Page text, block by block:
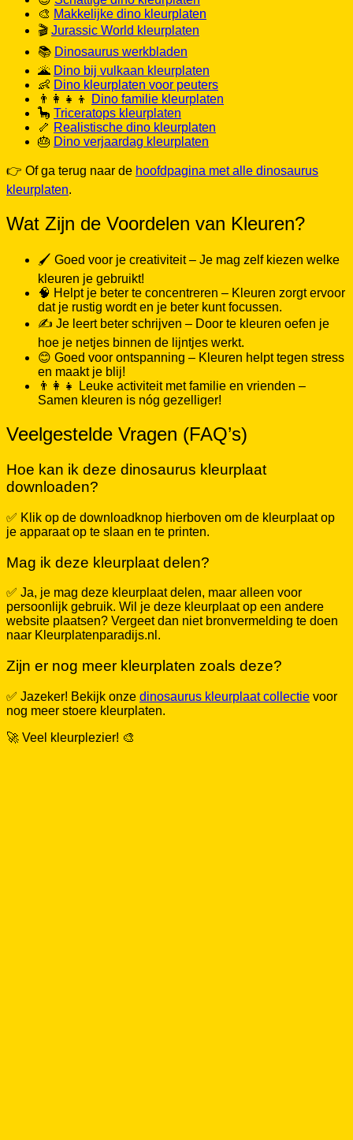
🎬 Jurassic World kleurplaten
📚Dinosaurus werkbladen
🌋 Dino bij vulkaan kleurplaten
👶 Dino kleurplaten voor peuters
👨‍👩‍👧‍👦Dino familie kleurplaten
🦕 Triceratops kleurplaten
🦴 Realistische dino kleurplaten
🎂 Dino verjaardag kleurplaten
👉 Of ga terug naar dehoofdpagina met alle dinosaurus
kleurplaten.
Wat Zijn de Voordelen van Kleuren?
🖌️ Goed voor je creativiteit – Je mag zelf kiezen welke
kleuren je gebruikt!
🧠 Helpt je beter te concentreren – Kleuren zorgt ervoor
dat je rustig wordt en je beter kunt focussen.
✍️ Je leert beter schrijven – Door te kleuren oefen je
hoe je netjes binnen de lijntjes werkt.
😊 Goed voor ontspanning – Kleuren helpt tegen stress
en maakt je blij!
👨‍👩‍👧 Leuke activiteit met familie en vrienden –
Samen kleuren is nóg gezelliger!
Veelgestelde Vragen (FAQ’s)
Hoe kan ik deze dinosaurus kleurplaat
downloaden?
✅ Klik op de downloadknop hierboven om de kleurplaat op
je apparaat op te slaan en te printen.
Mag ik deze kleurplaat delen?
✅ Ja, je mag deze kleurplaat delen, maar alleen voor
persoonlijk gebruik. Wil je deze kleurplaat op een andere
website plaatsen? Vergeet dan niet bronvermelding te doen
naar Kleurplatenparadijs.nl.
Zijn er nog meer kleurplaten zoals deze?
✅ Jazeker! Bekijk onzedinosaurus kleurplaat collectie
nog meer stoere kleurplaten.
🚀 Veel kleurplezier! 🎨